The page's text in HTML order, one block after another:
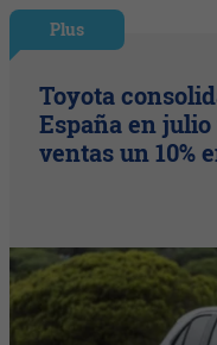
Plus
Toyota
España en
ventas un 10%